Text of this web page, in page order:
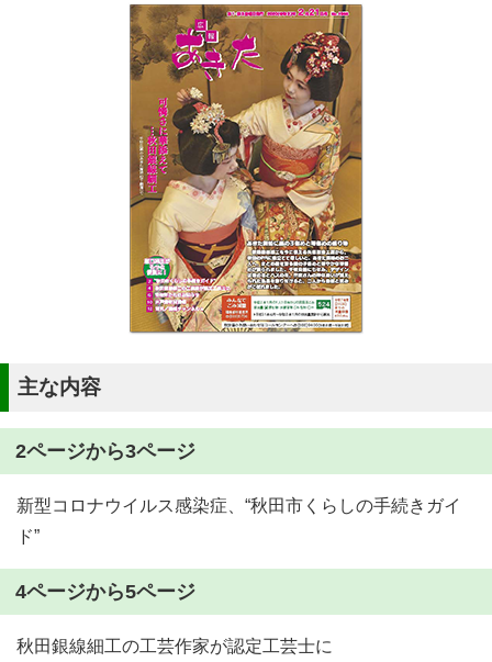
主な内容
2ページから3ページ
新型コロナウイルス感染症、“秋田市くらしの手続きガイ
ド”
4ページから5ページ
秋田銀線細工の工芸作家が認定工芸士に